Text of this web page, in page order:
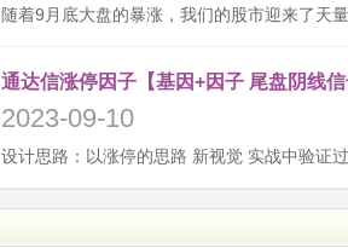
通达信涨停因子【基因+因子 尾盘阴线
2023-09-10